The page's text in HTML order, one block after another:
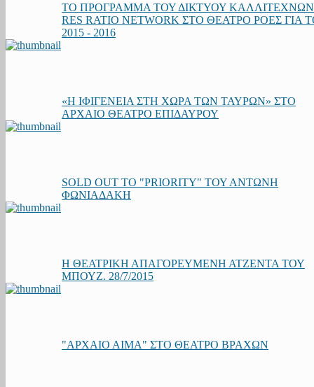
ΤΟ ΠΡΟΓΡΑΜΜΑ ΤΟΥ ΔΙΚΤΥΟΥ ΚΑΛΛΙΤΕΧΝΩΝ
RES RATIO NETWORK ΣΤΟ ΘΕΑΤΡΟ ΡΟΕΣ ΓΙΑ
2015 - 2016
«Η ΙΦΙΓΕΝΕΙΑ ΣΤΗ ΧΩΡΑ ΤΩΝ ΤΑΥΡΩΝ» ΣΤΟ
ΑΡΧΑΙΟ ΘΕΑΤΡΟ ΕΠΙΔΑΥΡΟΥ
SOLD OUT ΤΟ "PRIORITY" ΤΟΥ ΑΝΤΩΝΗ
ΦΩΝΙΑΔΑΚΗ
Η ΘΕΑΤΡΙΚΗ ΑΠΑΓΟΡΕΥΜΕΝΗ ΑΤΖΕΝΤΑ ΤΟΥ
ΜΠΟΥΖ. 28/7/2015
"ΑΡΧΑΙΟ ΑΙΜΑ" ΣΤΟ ΘΕΑΤΡΟ ΒΡΑΧΩΝ